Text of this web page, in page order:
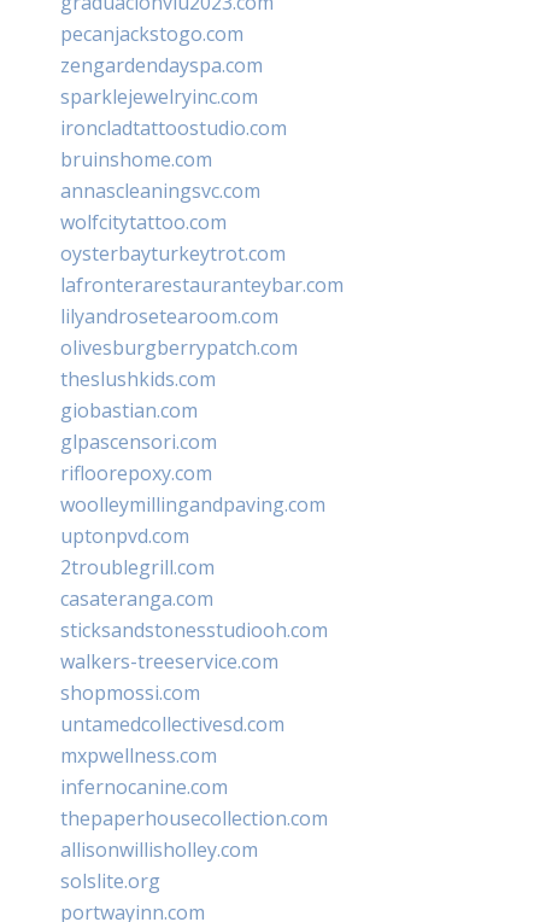
pecanjackstogo.com
zengardendayspa.com
sparklejewelryinc.com
ironcladtattoostudio.com
bruinshome.com
annascleaningsvc.com
wolfcitytattoo.com
oysterbayturkeytrot.com
lafronterarestauranteybar.com
lilyandrosetearoom.com
olivesburgberrypatch.com
theslushkids.com
giobastian.com
glpascensori.com
rifloorepoxy.com
woolleymillingandpaving.com
uptonpvd.com
2troublegrill.com
casateranga.com
sticksandstonesstudiooh.com
walkers-treeservice.com
shopmossi.com
untamedcollectivesd.com
mxpwellness.com
infernocanine.com
thepaperhousecollection.com
allisonwillisholley.com
solslite.org
portwayinn.com